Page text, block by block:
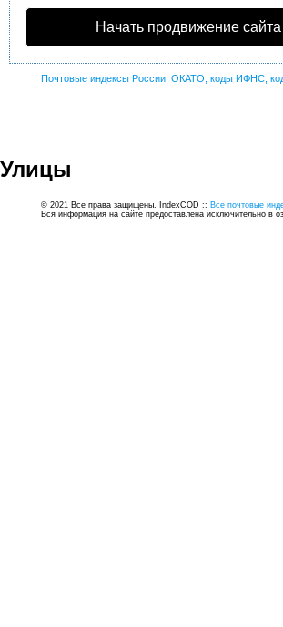
Начать продвижение сайта
Почтовые индексы России, ОКАТО, коды ИФНС,
Улицы
© 2021 Все права защищены. IndexCOD :: Все почтовые
Вся информация на сайте предоставлена исключительно в